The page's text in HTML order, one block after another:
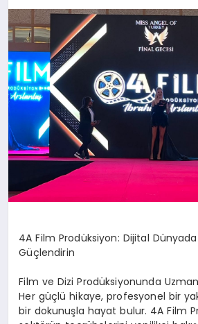
SAĞLIK
SIYASET
SPOR
YAŞAM
4A Film Prodüksiyon: Dijital Dünyada
Güçlendirin
Film ve Dizi Prodüksiyonunda
Her güçlü hikaye, profesyonel bir
bir dokunuşla hayat bulur. 4A Film